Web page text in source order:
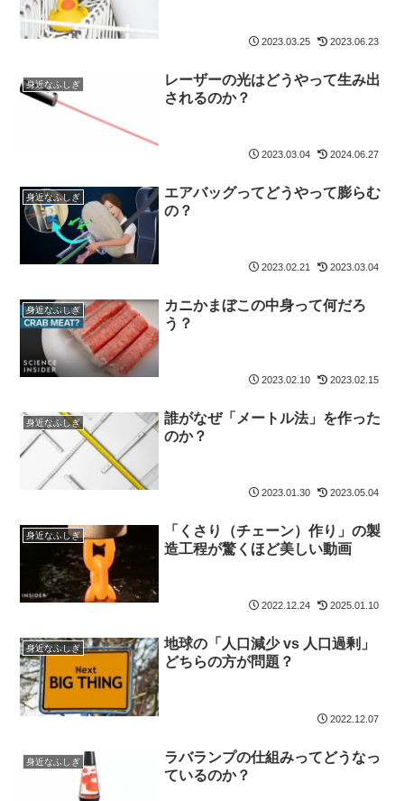
2023.03.25 2023.06.23
身近なふしぎ
レーザーの光はどうやって生み出
されるのか？
2023.03.04 2024.06.27
身近なふしぎ
エアバッグってどうやって膨らむ
の？
2023.02.21 2023.03.04
身近なふしぎ
カニかまぼこの中身って何だろ
う？
2023.02.10 2023.02.15
身近なふしぎ
誰がなぜ「メートル法」を作った
のか？
2023.01.30 2023.05.04
身近なふしぎ
「くさり（チェーン）作り」の製
造工程が驚くほど美しい動画
2022.12.24 2025.01.10
身近なふしぎ
地球の「人口減少 vs 人口過剰」
どちらの方が問題？
2022.12.07
身近なふしぎ
ラバランプの仕組みってどうなっ
ているのか？